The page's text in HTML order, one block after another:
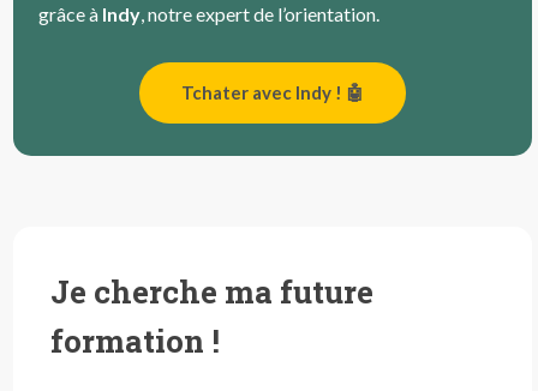
grâce à Indy, notre expert de l’orientation.
Tchater avec Indy ! 🤖
Je cherche ma future
formation !